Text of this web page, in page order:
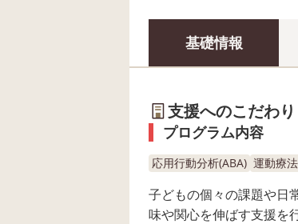
基礎情報
支援へのこだわり
プログラム内容
応用行動分析(ABA) 運動療法
子どもの個々の課題や日
味や関心を伸ばす支援を